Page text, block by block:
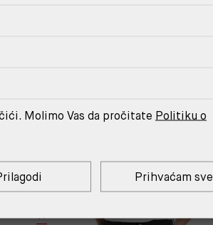
SE SVIDJETI
OUTLET
%
Molimo Vas da pročitate Politiku o
Prihvaćam sve